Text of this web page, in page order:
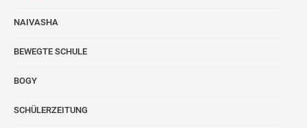
NAIVASHA
BEWEGTE SCHULE
BOGY
SCHÜLERZEITUNG